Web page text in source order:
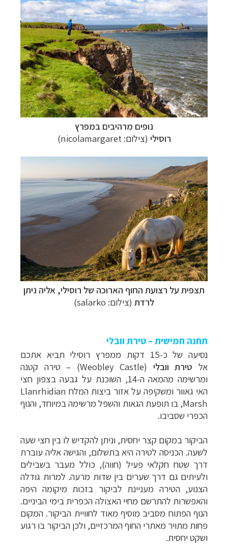
נופים מרהיבים במפרץ
רוסילי (צילום: nicolamargaret)
תצפית על רצועת החוף הארוכה של רוסילי, אליה ניתן
לרדת (צילום: salarko)
תחנה חמישית – טירת וובלי
נסיעה של כ-15 דקות ממפרץ רוסילי תביא אתכם
אל טירת וובלי (
Weobley Castle) – טירה קטנה
ומרשימה מהמאה ה-14, השוכנת על גבעה בצפון חצי
האי גאוור ומשקיפה על אזור ביצות המלח Llanrhidian
Marsh, בו תופעת הגאות והשפל מרשימה במיוחד, והנוף
הכפרי שסביבו.
הביקור במקום קצר יחסית, וניתן להקדיש לו בין חצי שעה
לשעה. הכניסה לטירה היא בתשלום, והגישה אליה עוברת
דרך שטח חקלאי פעיל (חווה), כולל מעבר בשבילים
ולעיתים גם דרך שערים בין שדות מרעה. למרות גודלה
הצנוע, הטירה מעניינת לביקור בזכות מיקומה היפה
והאפשרות להתרשם מחיי האצולה הכפרית בימי הביניים.
הנוף הפתוח מסביב מוסיף מאוד לחוויית הביקור. המקום
פחות מתויר מאתרי החוף המרכזיים, ולכן הביקור בו רגוע
ושקט יחסית.